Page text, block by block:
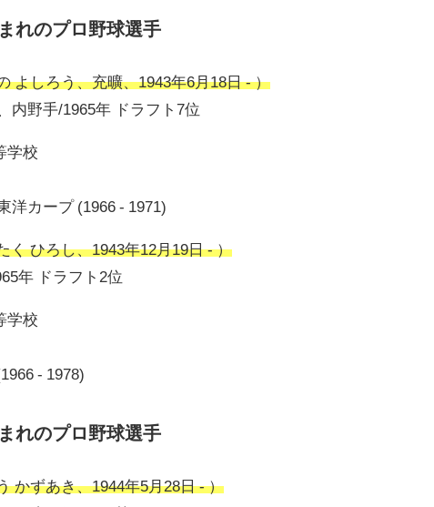
れのプロ野球選手
よしろう、充曠、1943年6月18日 - ）
内野手/1965年 ドラフト7位
学校
洋カープ (1966 - 1971)
く ひろし、1943年12月19日 - ）
年 ドラフト2位
学校
- 1978)
れのプロ野球選手
かずあき、1944年5月28日 - ）